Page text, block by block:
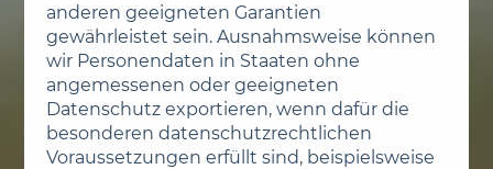
anderen geeigneten Garantien
gewährleistet sein. Ausnahmsweise können
wir Personendaten in Staaten ohne
angemessenen oder geeigneten
Datenschutz exportieren, wenn dafür die
besonderen datenschutz­rechtlichen
Voraussetzungen erfüllt sind, beispielsweise